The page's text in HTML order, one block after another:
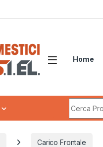
Home
Carico Frontale